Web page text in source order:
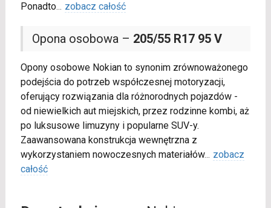
Ponadto... zobacz całość
Opona osobowa – 205/55 R17 95 V
Opony osobowe Nokian to synonim zrównoważonego
podejścia do potrzeb współczesnej motoryzacji,
oferujący rozwiązania dla różnorodnych pojazdów -
od niewielkich aut miejskich, przez rodzinne kombi, aż
po luksusowe limuzyny i popularne SUV-y.
Zaawansowana konstrukcja wewnętrzna z
wykorzystaniem nowoczesnych materiałów... zobacz
całość